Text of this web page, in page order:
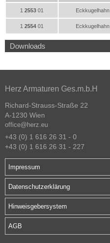
1 2553 01 Eckkugelhahn
1 2554 01 Eckkugelhahn
Downloads
Herz Armaturen Ges.m.b.H
Richard-Strauss-Straße 22
A-1230 Wien
office@herz.eu
+43 (0) 1 616 26 31 - 0
+43 (0) 1 616 26 31 - 227
Impressum
Datenschutzerklärung
Hinweisgebersystem
AGB